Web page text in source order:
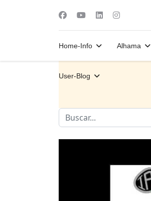
Home-Info Alhama
User-Blog